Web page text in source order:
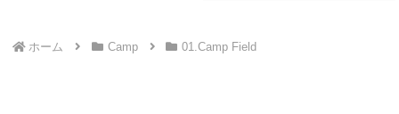
ホーム Camp 01.Camp Field